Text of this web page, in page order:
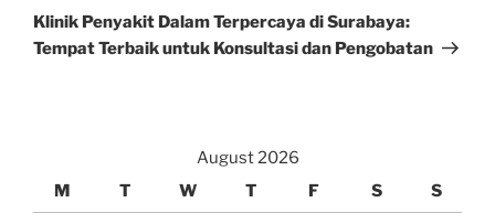
Post
Klinik Penyakit Dalam Terpercaya di Surabaya:
Tempat Terbaik untuk Konsultasi dan Pengobatan
August 2026
M
T W T F S S